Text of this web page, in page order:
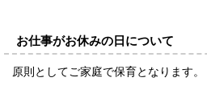
お仕事がお休みの日について
原則としてご家庭で保育となります。